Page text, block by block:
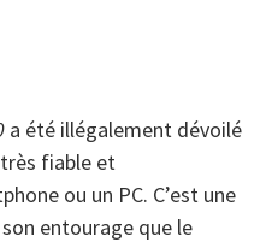
a été illégalement dévoilé
fiable et
ou un PC. C’est une
entourage que le